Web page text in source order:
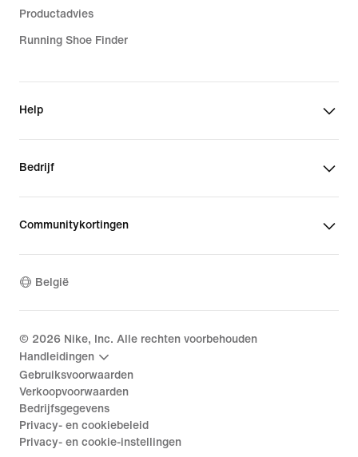
Productadvies
Running Shoe Finder
Help
Bedrijf
Communitykortingen
België
© 2026 Nike, Inc. Alle rechten voorbehouden
Handleidingen
Gebruiksvoorwaarden
Verkoopvoorwaarden
Bedrijfsgegevens
Privacy- en cookiebeleid
Privacy- en cookie-instellingen